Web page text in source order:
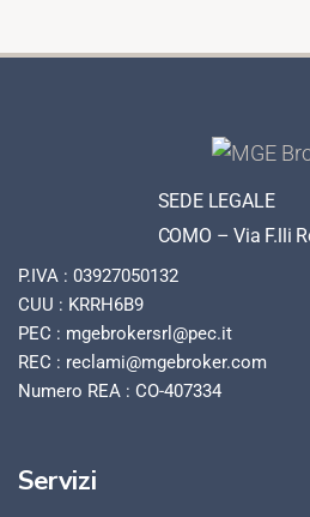
SEDE LEGALE
COMO – Via F.lli
P.IVA : 03927050132
CUU : KRRH6B9
PEC : mgebrokersrl@pec.it
REC : reclami@mgebroker.com
Numero REA : CO-407334
Servizi